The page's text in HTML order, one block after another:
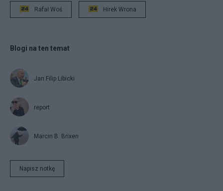
Rafał Woś Hirek Wrona
Blogi na ten temat
Jan Filip Libicki
report
Marcin B. Brixen
Napisz notkę